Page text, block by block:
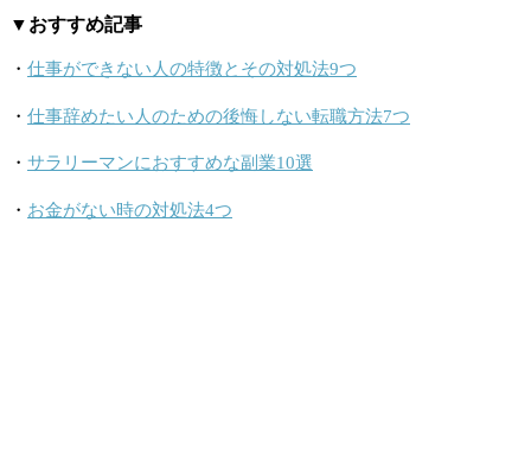
▼おすすめ記事
・ 仕事ができない人の特徴とその対処法9つ
・ 仕事辞めたい人のための後悔しない転職方法7つ
・ サラリーマンにおすすめな副業10選
・ お金がない時の対処法4つ